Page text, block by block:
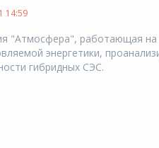
14:59
"Атмосфера", работающая на
энергетики,
гибридных СЭС.